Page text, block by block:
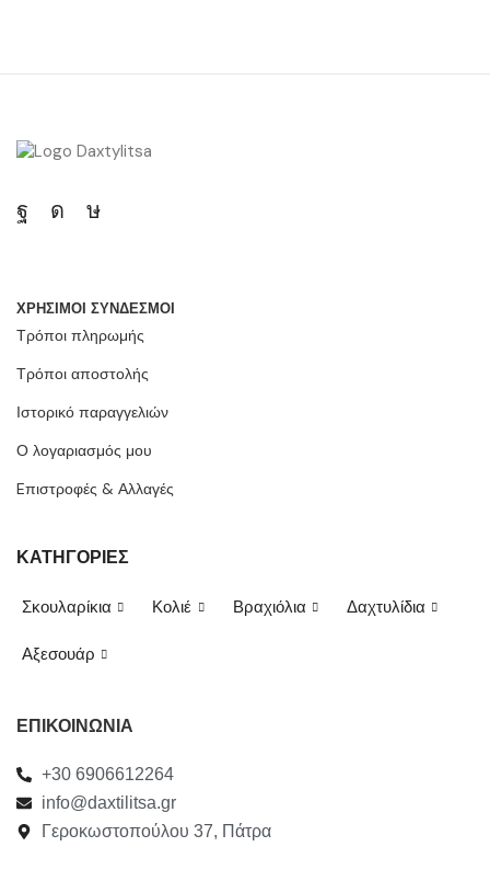
ΧΡΗΣΙΜΟΙ ΣΥΝΔΕΣΜΟΙ
Τρόποι πληρωμής
Τρόποι αποστολής
Ιστορικό παραγγελιών
Ο λογαριασμός μου
Eπιστροφές & Αλλαγές
ΚΑΤΗΓΟΡΙΕΣ
Σκουλαρίκια Κολιέ Βραχιόλια Δαχτυλίδια
Αξεσουάρ
ΕΠΙΚΟΙΝΩΝΙΑ
+30 6906612264
info@daxtilitsa.gr
Γεροκωστοπούλου 37, Πάτρα